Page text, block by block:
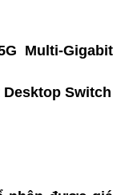
Multi-Gigabit
Desktop Switch